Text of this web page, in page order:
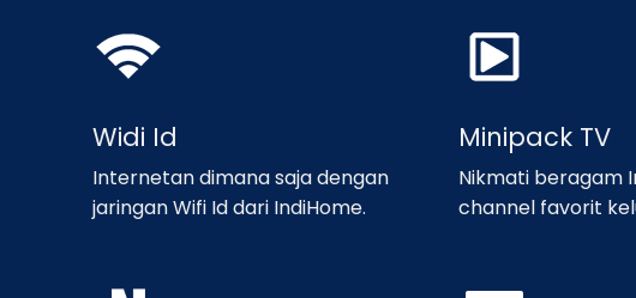
Widi Id
Internetan dimana saja dengan
jaringan Wifi Id dari IndiHome.
Minipack TV
Nikmati beragam
channel favorit